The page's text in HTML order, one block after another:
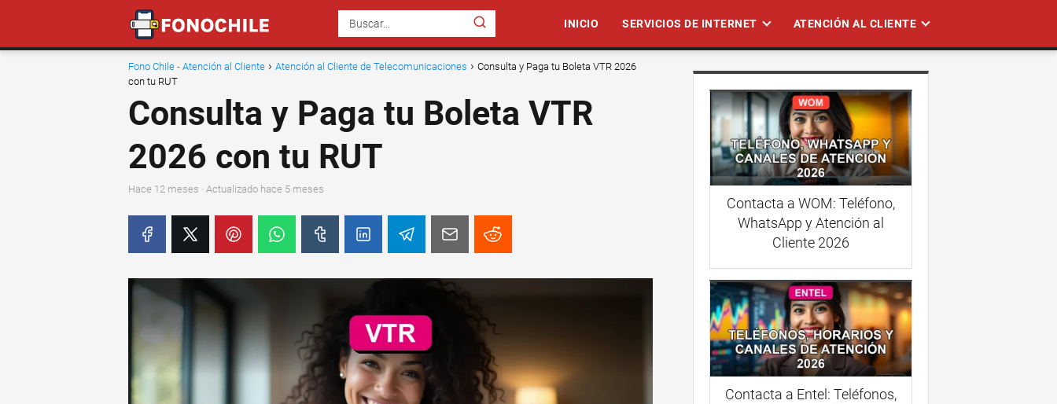
INICIO SERVICIOS DE INTERNET ATENCIÓN AL CLIENTE
Fono Chile - Atención al Cliente Atención al Cliente de Telecomunicaciones
Consulta y Paga tu Boleta VTR 2026
con tu RUT
Consulta y Paga tu Boleta VTR
2026 con tu RUT
hace 12 meses · Actualizado hace 5 meses
Contacta a WOM: Teléfono,
WhatsApp y Atención al
Cliente 2026
Contacta a Entel: Teléfonos,